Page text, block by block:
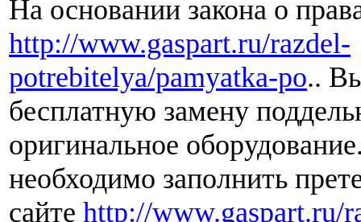
На основании закона о
http://www.gaspart.ru/razdel-
potrebitelya/pamyatka-po..
бесплатную замену
оригинальное
необходимо заполнить
сайте http://www.gaspart.ru/